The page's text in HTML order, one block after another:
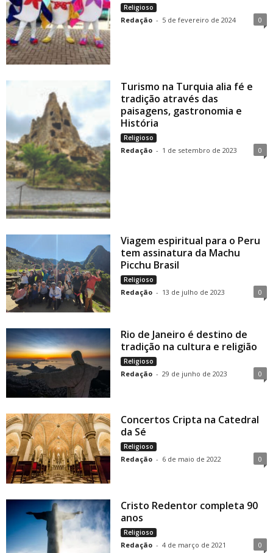
Religioso
Redação - 5 de fevereiro de 2024 0
Turismo na Turquia alia fé e
tradição através das
paisagens, gastronomia e
História
Religioso
Redação - 1 de setembro de 2023 0
Viagem espiritual para o Peru
tem assinatura da Machu
Picchu Brasil
Religioso
Redação - 13 de julho de 2023 0
Rio de Janeiro é destino de
tradição na cultura e religião
Religioso
Redação - 29 de junho de 2023 0
Concertos Cripta na Catedral
da Sé
Religioso
Redação - 6 de maio de 2022 0
Cristo Redentor completa 90
anos
Religioso
Redação - 4 de março de 2021 0